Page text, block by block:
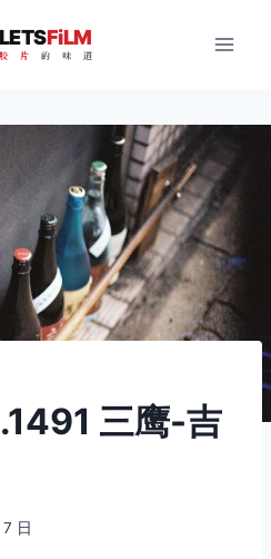
LETSFiLM
胶 片 的 味 道
三鹰-吉
日